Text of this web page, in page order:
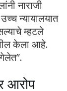
नाराजी
न्यायालयात
म्हटले
केला आहे.
आरोप